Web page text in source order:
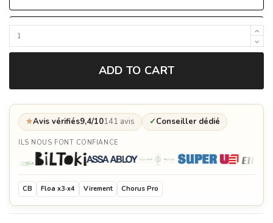
Chariot en bois Buggy pour Kamado Classic 2.0
€169.90
Demi grille en fonte pour Kamado Classic 2.0 -
Monolith
Demi plancha en fonte pour Kamado Classic 2.0
- Monolith
€79.90
ADD TO CART
★Avis vérifiés9,4/10141 avis ✓Conseiller dédié
ILS NOUS FONT CONFIANCE
CB Floa x3·x4 Virement Chorus Pro